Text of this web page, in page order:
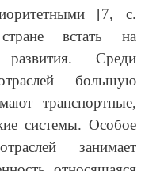
[7, с.
встать на
Среди
большую
транспортные,
системы. Особое
занимает